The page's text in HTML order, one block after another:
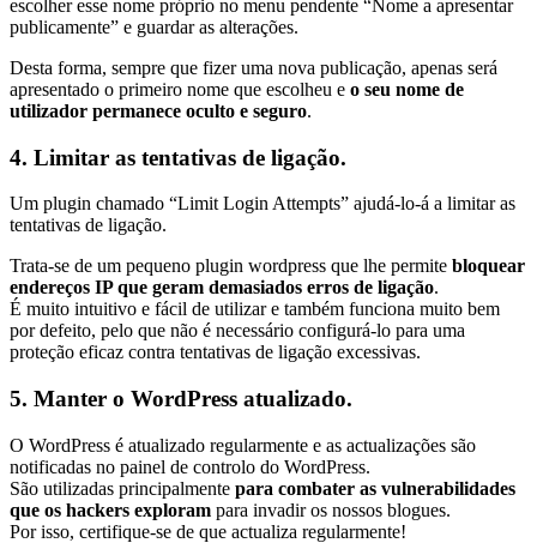
escolher esse nome próprio no menu pendente “Nome a apresentar
publicamente” e guardar as alterações.
Desta forma, sempre que fizer uma nova publicação, apenas será
apresentado o primeiro nome que escolheu e o seu nome de
utilizador permanece oculto e seguro.
4. Limitar as tentativas de ligação.
Um plugin chamado “Limit Login Attempts” ajudá-lo-á a limitar as
tentativas de ligação.
Trata-se de um pequeno plugin wordpress que lhe permite bloquear
endereços IP que geram demasiados erros de ligação.
É muito intuitivo e fácil de utilizar e também funciona muito bem
por defeito, pelo que não é necessário configurá-lo para uma
proteção eficaz contra tentativas de ligação excessivas.
5. Manter o WordPress atualizado.
O WordPress é atualizado regularmente e as actualizações são
notificadas no painel de controlo do WordPress.
São utilizadas principalmente para combater as vulnerabilidades
que os hackers exploram para invadir os nossos blogues.
Por isso, certifique-se de que actualiza regularmente!